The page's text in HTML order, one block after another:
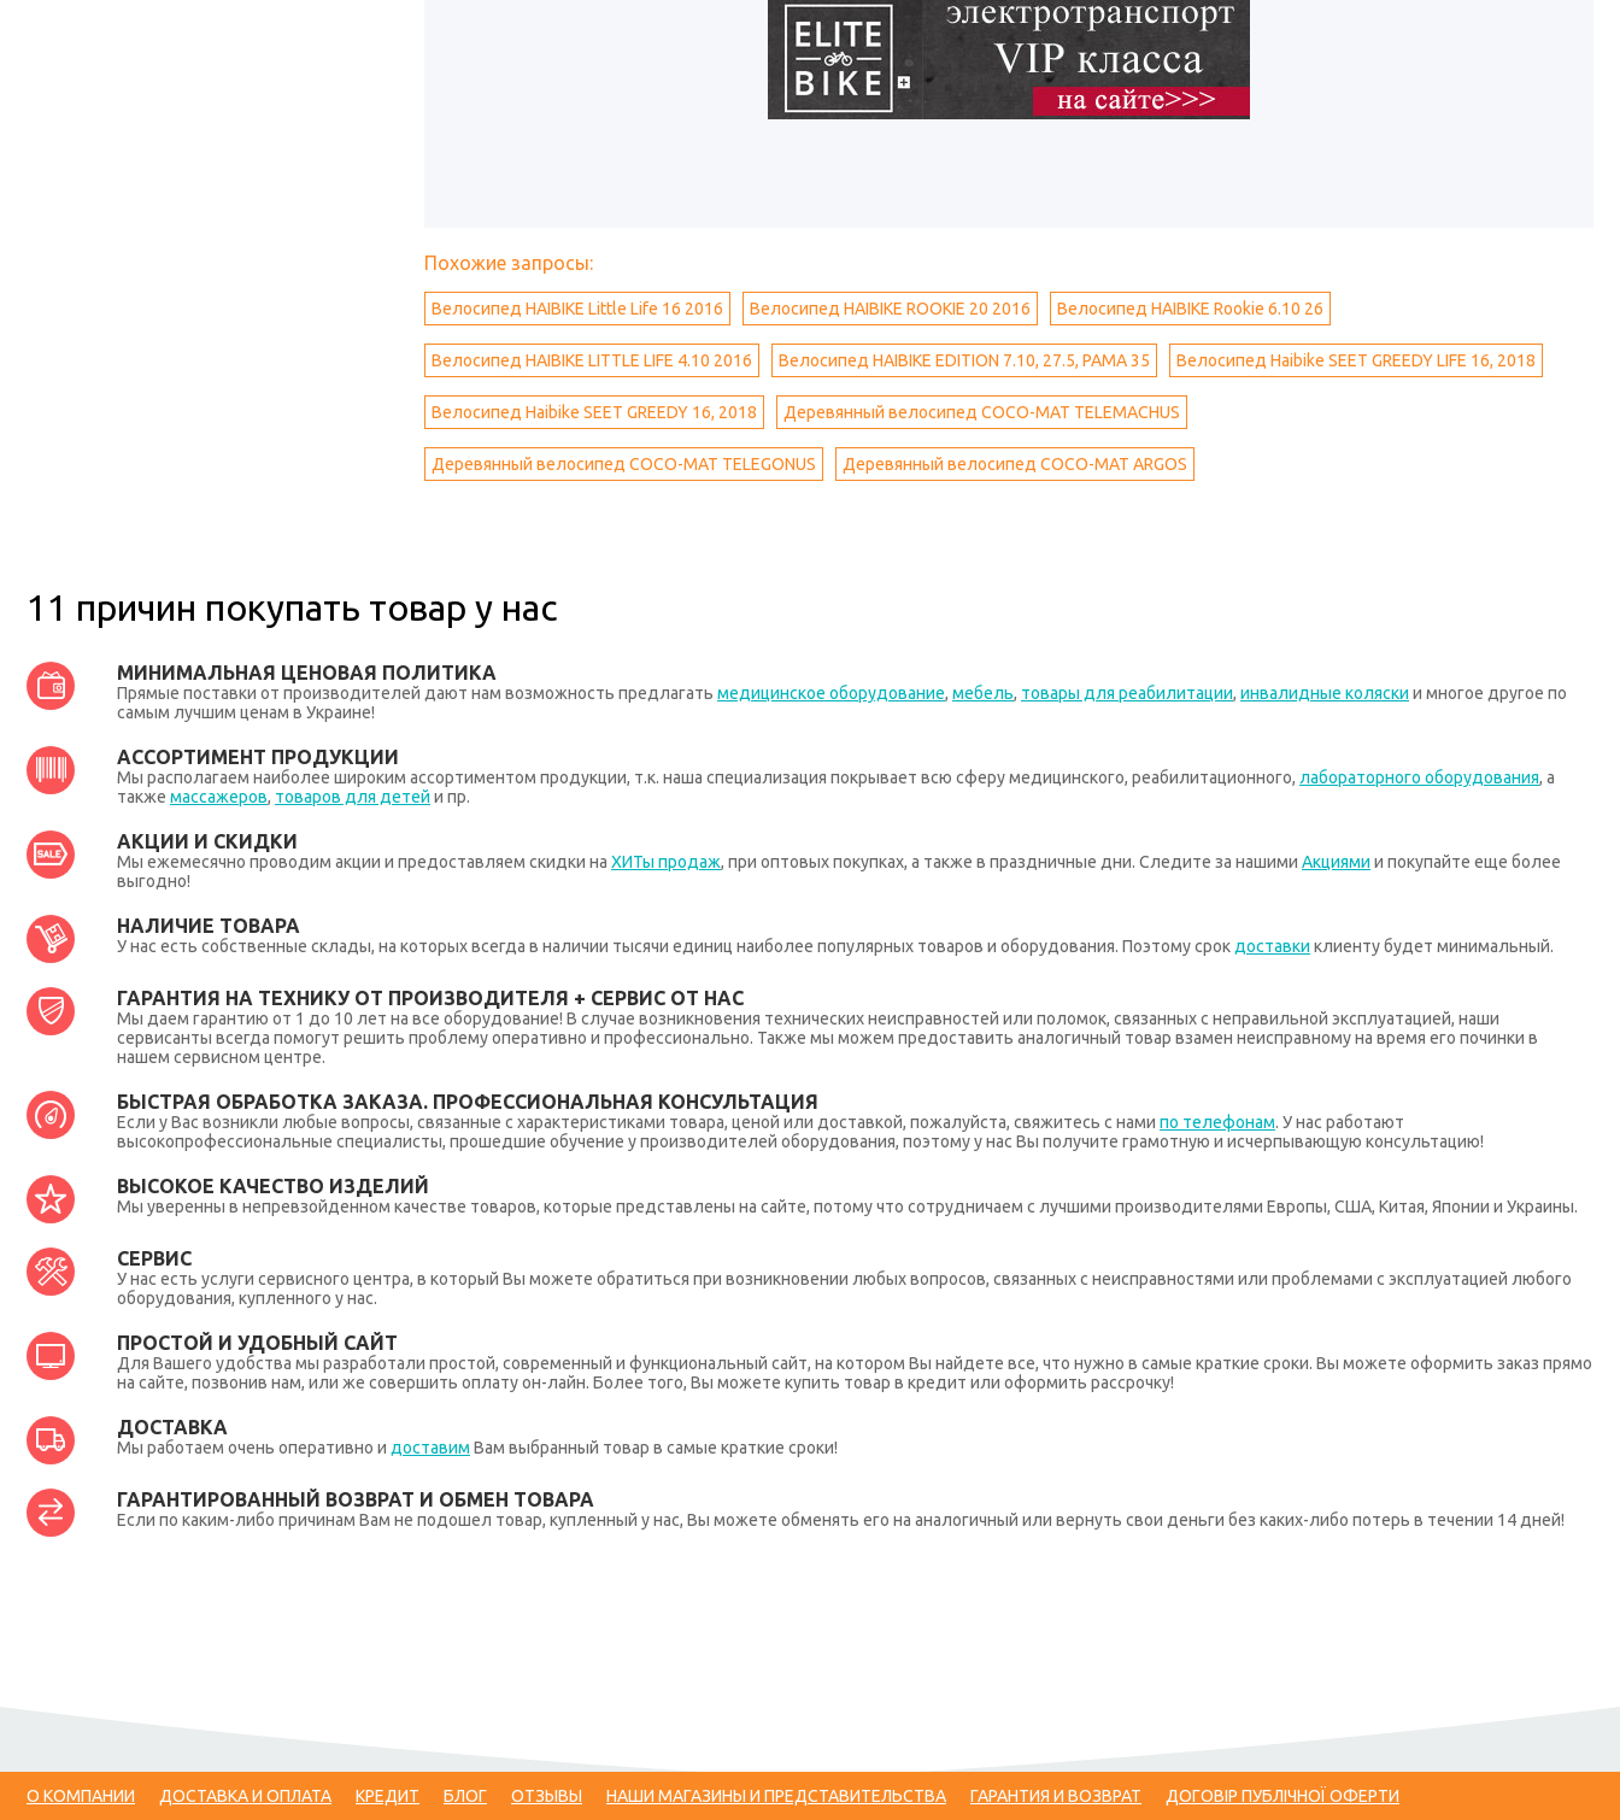
Похожие запросы:
Велосипед HAIBIKE Little Life 16 2016 Велосипед HAIBIKE ROOKIE 20 2016 Велосипед HAIBIKE Rookie 6.10 26
Велосипед HAIBIKE LITTLE LIFE 4.10 2016 Велосипед HAIBIKE EDITION 7.10, 27.5, РАМА 35 Велосипед Haibike SEET GREEDY LIFE 16, 2018
Велосипед Haibike SEET GREEDY 16, 2018 Деревянный велосипед COCO-MAT TELEMACHUS
Деревянный велосипед COCO-MAT TELEGONUS Деревянный велосипед COCO-MAT ARGOS
11 причин покупать товар у нас
МИНИМАЛЬНАЯ ЦЕНОВАЯ ПОЛИТИКА
Прямые поставки от производителей дают нам возможность предлагать медицинское оборудование, мебель, товары для реабилитации, инвалидные коляски и многое другое по
самым лучшим ценам в Украине!
АССОРТИМЕНТ ПРОДУКЦИИ
Мы располагаем наиболее широким ассортиментом продукции, т.к. наша специализация покрывает всю сферу медицинского, реабилитационного, лабораторного оборудования, а
также массажеров, товаров для детей и пр.
АКЦИИ И СКИДКИ
Мы ежемесячно проводим акции и предоставляем скидки на ХИТы продаж, при оптовых покупках, а также в праздничные дни. Следите за нашими Акциями и покупайте еще более
выгодно!
НАЛИЧИЕ ТОВАРА
У нас есть собственные склады, на которых всегда в наличии тысячи единиц наиболее популярных товаров и оборудования. Поэтому срок доставки клиенту будет минимальный.
ГАРАНТИЯ НА ТЕХНИКУ ОТ ПРОИЗВОДИТЕЛЯ + СЕРВИС ОТ НАС
Мы даем гарантию от 1 до 10 лет на все оборудование! В случае возникновения технических неисправностей или поломок, связанных с неправильной эксплуатацией, наши
сервисанты всегда помогут решить проблему оперативно и профессионально. Также мы можем предоставить аналогичный товар взамен неисправному на время его починки в
нашем сервисном центре.
БЫСТРАЯ ОБРАБОТКА ЗАКАЗА. ПРОФЕССИОНАЛЬНАЯ КОНСУЛЬТАЦИЯ
Если у Вас возникли любые вопросы, связанные с характеристиками товара, ценой или доставкой, пожалуйста, свяжитесь с нами по телефонам. У нас работают
высокопрофессиональные специалисты, прошедшие обучение у производителей оборудования, поэтому у нас Вы получите грамотную и исчерпывающую консультацию!
ВЫСОКОЕ КАЧЕСТВО ИЗДЕЛИЙ
Мы уверенны в непревзойденном качестве товаров, которые представлены на сайте, потому что сотрудничаем с лучшими производителями Европы, США, Китая, Японии и Украины.
СЕРВИС
У нас есть услуги сервисного центра, в который Вы можете обратиться при возникновении любых вопросов, связанных с неисправностями или проблемами с эксплуатацией любого
оборудования, купленного у нас.
ПРОСТОЙ И УДОБНЫЙ САЙТ
Для Вашего удобства мы разработали простой, современный и функциональный сайт, на котором Вы найдете все, что нужно в самые краткие сроки. Вы можете оформить заказ прямо
на сайте, позвонив нам, или же совершить оплату он-лайн. Более того, Вы можете купить товар в кредит или оформить рассрочку!
ДОСТАВКА
Мы работаем очень оперативно и доставим Вам выбранный товар в самые краткие сроки!
ГАРАНТИРОВАННЫЙ ВОЗВРАТ И ОБМЕН ТОВАРА
Если по каким-либо причинам Вам не подошел товар, купленный у нас, Вы можете обменять его на аналогичный или вернуть свои деньги без каких-либо потерь в течении 14 дней!
О КОМПАНИИ ДОСТАВКА И ОПЛАТА КРЕДИТ БЛОГ ОТЗЫВЫ НАШИ МАГАЗИНЫ И ПРЕДСТАВИТЕЛЬСТВА ГАРАНТИЯ И ВОЗВРАТ ДОГОВІР ПУБЛІЧНОЇ ОФЕРТИ